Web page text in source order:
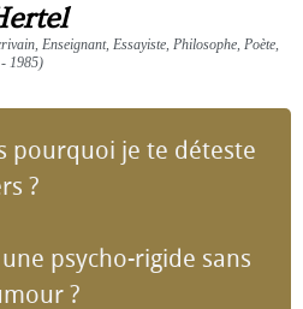
Enseignant, Essayiste, Philosophe, Poète,
1985)
pourquoi je te déteste
?
psycho-rigide sans
?